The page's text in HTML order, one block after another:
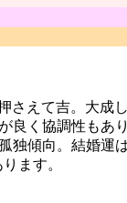
さえて吉。大成
良く協調性もあ
独傾向。結婚運は
ます。